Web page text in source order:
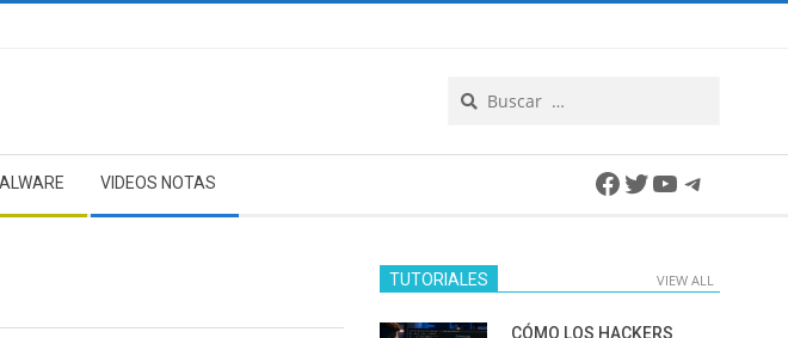
VIDEOS NOTAS Facebook
Twitter
YouTube
TUTORIALES VIEW ALL
CÓMO LOS HACKERS